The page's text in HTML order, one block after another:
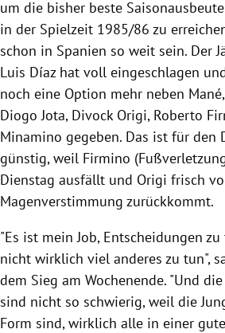
um die bisher beste
in der Spielzeit 1985/86 zu
schon in Spanien so weit sein. Der
Luis Díaz hat voll eingeschlagen
noch eine Option mehr neben
Diogo Jota, Divock Origi, Roberto
Minamino gegeben. Das ist für den
günstig, weil Firmino
Dienstag ausfällt und Origi frisch
Magenverstimmung zurückkommt.
"Es ist mein Job, Entscheidungen
nicht wirklich viel anderes zu tun",
dem Sieg am Wochenende. "Und
sind nicht so schwierig, weil die
Form sind, wirklich alle in einer